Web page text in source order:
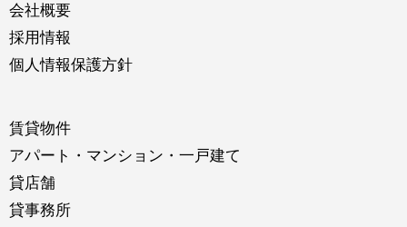
会社概要
採用情報
個人情報保護方針
賃貸物件
アパート・マンション・一戸建て
貸店舗
貸事務所